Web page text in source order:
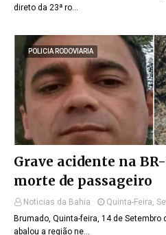
direto da 23ª ro…
POLICIA RODOVIARIA
Grave acidente na
morte de passageiro
Noticias da Bahia
Quinta-Feira,
Brumado, Quinta-feira, 14 de
abalou a região ne…